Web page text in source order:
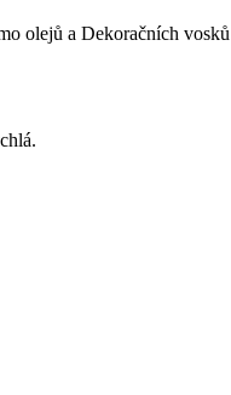
olejů a Dekoračních